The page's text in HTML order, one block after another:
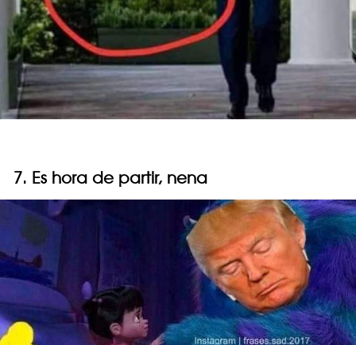
7. Es hora de partir, nena